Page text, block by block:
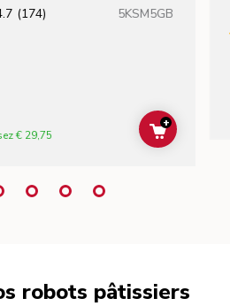
(174) 5KSM5GB
€ 29,75 ADD TO
+
robots pâtissiers